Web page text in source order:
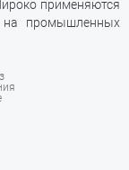
применяются
промышленных